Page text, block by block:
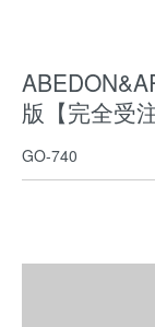
版【完全受
GO-740